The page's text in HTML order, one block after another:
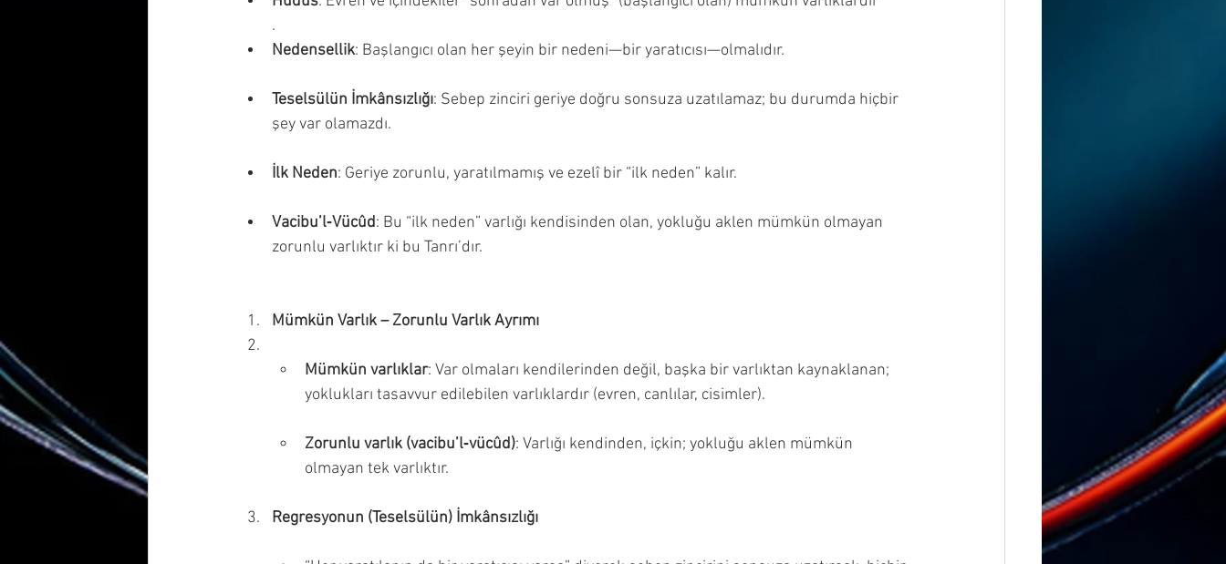
.
Nedensellik: Başlangıcı olan her şeyin bir nedeni—bir yaratıcısı—olmalıdır.
Teselsülün İmkânsızlığı: Sebep zinciri geriye doğru sonsuza uzatılamaz; bu durumda hiçbir
şey var olamazdı.
İlk Neden: Geriye zorunlu, yaratılmamış ve ezelî bir “ilk neden” kalır.
Vacibu’l‑Vücûd: Bu “ilk neden” varlığı kendisinden olan, yokluğu aklen mümkün olmayan
zorunlu varlıktır ki bu Tanrı’dır.
Mümkün Varlık – Zorunlu Varlık Ayrımı
Mümkün varlıklar: Var olmaları kendilerinden değil, başka bir varlıktan kaynaklanan;
yoklukları tasavvur edilebilen varlıklardır (evren, canlılar, cisimler).
Zorunlu varlık (vacibu’l‑vücûd): Varlığı kendinden, içkin; yokluğu aklen mümkün
olmayan tek varlıktır.
Regresyonun (Teselsülün) İmkânsızlığı